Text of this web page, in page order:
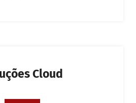
Cloud